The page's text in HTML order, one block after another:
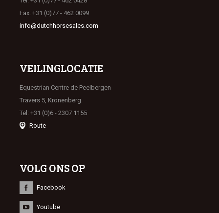
Fax: +31 (0)77 - 462 0099
info@dutchhorsesales.com
VEILINGLOCATIE
Equestrian Centre de Peelbergen
Travers 5, Kronenberg
Tel: +31 (0)6 - 2307 1155
Route
VOLG ONS OP
Facebook
Youtube